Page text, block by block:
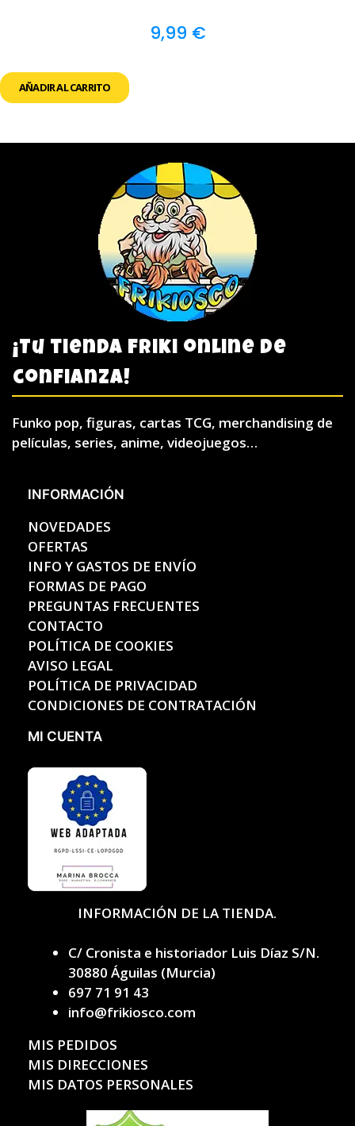
9,99 €
AÑADIR AL CARRITO
¡Tu tienda friki online de
confianza!
Funko pop, figuras, cartas TCG, merchandising de
películas, series, anime, videojuegos…
INFORMACIÓN
NOVEDADES
OFERTAS
INFO Y GASTOS DE ENVÍO
FORMAS DE PAGO
PREGUNTAS FRECUENTES
CONTACTO
POLÍTICA DE COOKIES
AVISO LEGAL
POLÍTICA DE PRIVACIDAD
CONDICIONES DE CONTRATACIÓN
MI CUENTA
INFORMACIÓN DE LA TIENDA.
C/ Cronista e historiador Luis Díaz S/N.
30880 Águilas (Murcia)
697 71 91 43
info@frikiosco.com
MIS PEDIDOS
MIS DIRECCIONES
MIS DATOS PERSONALES